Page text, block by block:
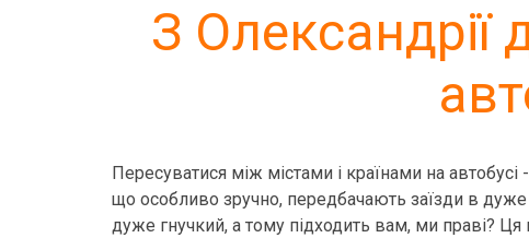
З
Пересуватися між містами і країнами на
що особливо зручно, передбачають заїзди в дуже
дуже гнучкий, а тому підходить вам, ми праві? Ця